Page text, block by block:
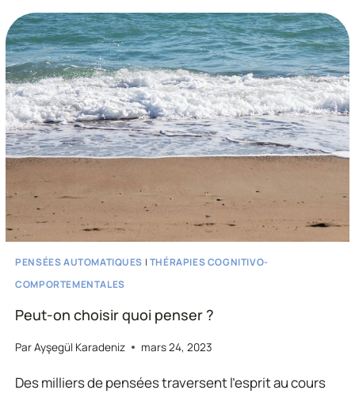
EN
THÉRAPIE
COGNITIVO-
COMPORTEMENTALE
(TCC)
–
I
PENSÉES AUTOMATIQUES | THÉRAPIES COGNITIVO-
COMPORTEMENTALES
Peut-on choisir quoi penser ?
ParAyşegül Karadeniz mars 24, 2023
Des milliers de pensées traversent l’esprit au cours